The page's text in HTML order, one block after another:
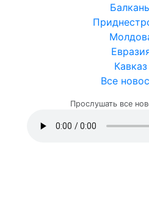
Кавказ
Все
Прослушать все